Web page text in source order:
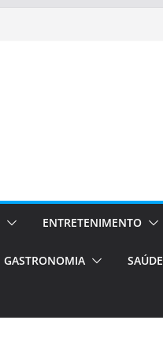
ENTRETENIMENTO
GASTRONOMIA SAÚDE